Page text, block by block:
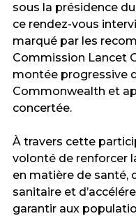
sous la présidence
ce rendez-vous
marqué par les
Commission Lancet
montée progressive
Commonwealth et
concertée.
‎À travers cette
volonté de renforcer
en matière de santé,
sanitaire et
garantir aux